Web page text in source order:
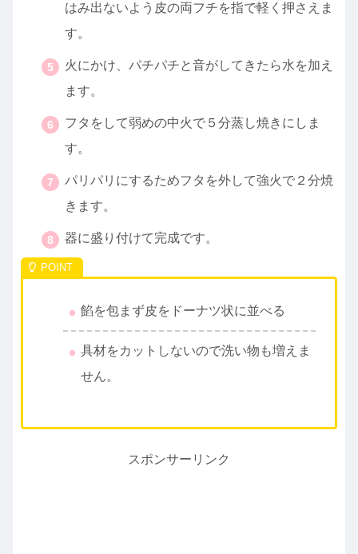
はみ出ないよう皮の両フチを指で軽く押さえま
す。
火にかけ、パチパチと音がしてきたら水を加え
ます。
フタをして弱めの中火で５分蒸し焼きにしま
す。
パリパリにするためフタを外して強火で２分焼
きます。
器に盛り付けて完成です。
餡を包まず皮をドーナツ状に並べる
具材をカットしないので洗い物も増えま
せん。
スポンサーリンク